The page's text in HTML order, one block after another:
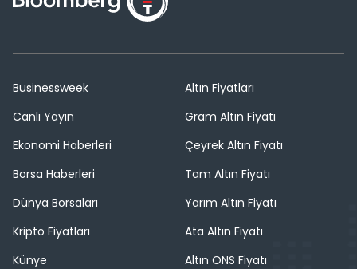
Businessweek
Canlı Yayın
Ekonomi Haberleri
Borsa Haberleri
Dünya Borsaları
Kripto Fiyatları
Künye
Altın Fiyatları
Gram Altın Fiyatı
Çeyrek Altın Fiyatı
Tam Altın Fiyatı
Yarım Altın Fiyatı
Ata Altın Fiyatı
Altın ONS Fiyatı